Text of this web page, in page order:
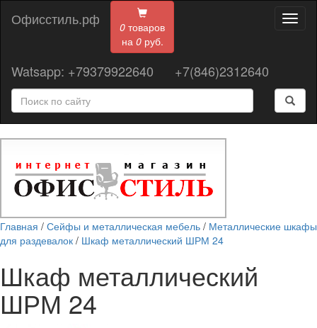
0 товаров
на 0руб.
Офисстиль.рф
Watsapp: +79379922640 +7(846)2312640
Главная / Сейфы и металлическая мебель / Металлические шкафы
для раздевалок / Шкаф металлический ШРМ 24
Шкаф металлический
ШРМ 24